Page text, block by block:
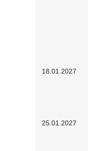
18.01.2027
25.01.2027